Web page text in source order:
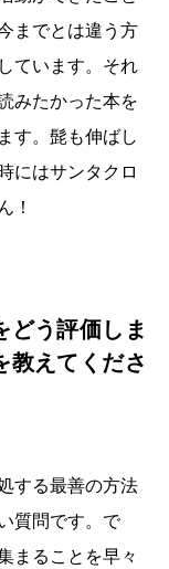
までとは違う方
ています。それ
みたかった本を
す。髭も伸ばし
にはサンタクロ
！
どう評価しま
教えてくださ
する最善の方法
質問です。で
まることを早々